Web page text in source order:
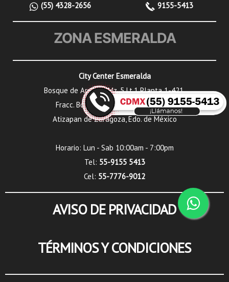
(55) 4328-2656 9155-5413
ZONA ESMERALDA
City Center Esmeralda
Bosque de Arrayan Mz. 5 Lt.1 Planta 1-421,
Fracc. Bosque Esmeralda, C.P. 52930,
Atizapan de Zaragoza, Edo. de México
Horario: Lun - Sab 10:00am - 7:00pm
Tel: 55-9155 5413
Cel: 55-7776-9012
AVISO DE PRIVACIDAD
TÉRMINOS Y CONDICIONES